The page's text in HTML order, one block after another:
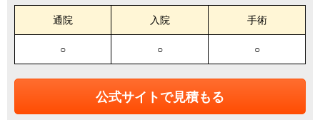
通院 入院 手術
○ ○ ○
公式サイトで見積もる